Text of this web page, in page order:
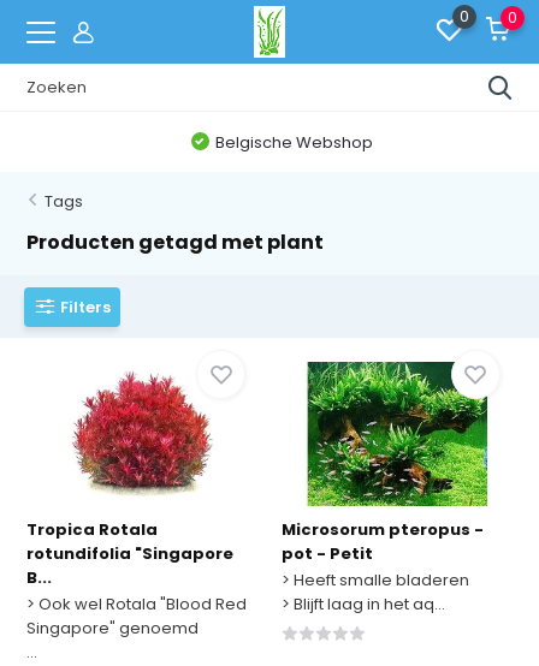
0 0
Belgische Webshop
Tags
Producten getagd met plant
Filters
Tropica Rotala
rotundifolia "Singapore
B...
> Ook wel Rotala "Blood Red
Singapore" genoemd
...
Microsorum pteropus -
pot - Petit
> Heeft smalle bladeren
> Blijft laag in het aq...